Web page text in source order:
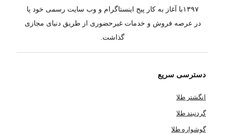
۱۳۹۷با آغاز به کار پیج اینستاگرام و وب سایت رسمی خود پا
در عرصه فروش و خدمات غیرحضوری از طریق دنیای مجازی
گذاشت.
دسترسی سریع
انگشتر طلا
گردنبند طلا
گوشواره طلا